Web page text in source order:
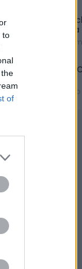
to
of
Mercato -
si cerca
Con Di Nardo
Triennale per
Contratto firmato